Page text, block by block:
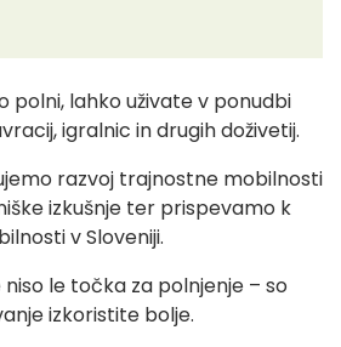
polni, lahko uživate v ponudbi
igralnic in drugih doživetij.
razvoj trajnostne mobilnosti
izkušnje ter prispevamo k
v Sloveniji.
le točka za polnjenje – so
izkoristite bolje.